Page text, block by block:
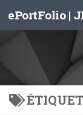
Skip to
ePortFolio |